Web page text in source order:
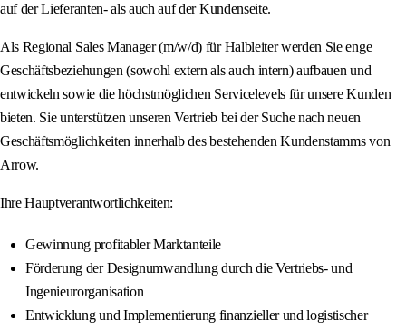
auf der Lieferanten- als auch auf der Kundenseite.
Als Regional Sales Manager (m/w/d) für Halbleiter werden Sie enge
Geschäftsbeziehungen (sowohl extern als auch intern) aufbauen und
entwickeln sowie die höchstmöglichen Servicelevels für unsere Kunden
bieten. Sie unterstützen unseren Vertrieb bei der Suche nach neuen
Geschäftsmöglichkeiten innerhalb des bestehenden Kundenstamms von
Arrow.
Ihre Hauptverantwortlichkeiten:
Gewinnung profitabler Marktanteile
Förderung der Designumwandlung durch die Vertriebs- und
Ingenieurorganisation
Entwicklung und Implementierung finanzieller und logistischer